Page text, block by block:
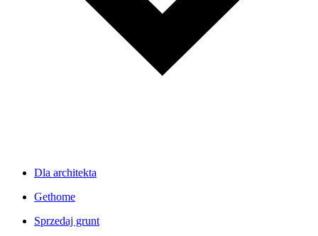
Dla architekta
Gethome
Sprzedaj grunt